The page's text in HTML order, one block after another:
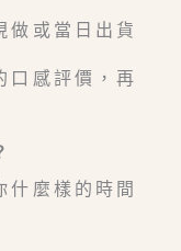
做或當日出貨
口感評價，再
什麼樣的時間